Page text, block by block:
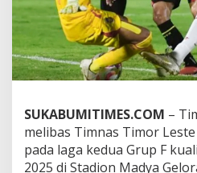
L
e
s
t
e
3
1
k
u
a
SUKABUMITIMES.COM –
melibas Timnas Timor Leste
pada laga kedua Grup F
2025 di Stadion Madya